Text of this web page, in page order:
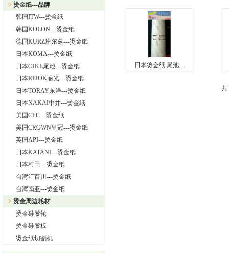
> 烫金纸---品牌
韩国ITW---烫金纸
韩国KOLON---烫金纸
德国KURZ库尔兹---烫金纸
日本KOMA---烫金纸
日本OIKE尾池---烫金纸
日本REIOK丽光---烫金纸
日本TORAY东洋---烫金纸
日本NAKAI中井---烫金纸
美国CFC---烫金纸
美国CROWN皇冠---烫金纸
英国API---烫金纸
日本KATANI---烫金纸
日本村田---烫金纸
台湾汇百川---烫金纸
台湾南亚---烫金纸
> 烫金周边耗材
烫金硅胶轮
烫金硅胶板
烫金纸切割机
日本烫金纸 尾池…
共